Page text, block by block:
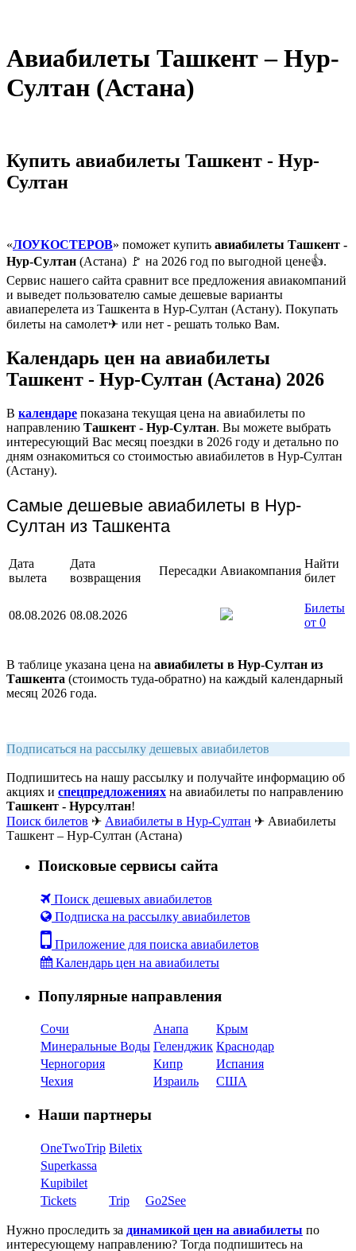
Авиабилеты Ташкент – Нур-
Султан (Астана)
Купить авиабилеты Ташкент - Нур-
Султан
«ЛОУКОСТЕРОВ» поможет купить авиабилеты Ташкент -
Нур-Султан (Астана) 🚩 на 2026 год по выгодной цене👍.
Сервис нашего сайта сравнит все предложения авиакомпаний
и выведет пользователю самые дешевые варианты
авиаперелета из Ташкента в Нур-Султан (Астану). Покупать
билеты на самолет✈ или нет - решать только Вам.
Календарь цен на авиабилеты
Ташкент - Нур-Султан (Астана) 2026
В календаре показана текущая цена на авиабилеты по
направлению Ташкент - Нур-Султан. Вы можете выбрать
интересующий Вас месяц поездки в 2026 году и детально по
дням ознакомиться со стоимостью авиабилетов в Нур-Султан
(Астану).
Самые дешевые авиабилеты в Нур-
Султан из Ташкента
Дата
вылета
Дата
возвращения
Пересадки Авиакомпания
Найти
билет
08.08.2026 08.08.2026
Билеты
от 0
В таблице указана цена на авиабилеты в Нур-Султан из
Ташкента (стоимость туда-обратно) на каждый календарный
месяц 2026 года.
Подписаться на рассылку дешевых авиабилетов
Подпишитесь на нашу рассылку и получайте информацию об
акциях и спецпредложениях на авиабилеты по направлению
Ташкент - Нурcултан!
Поиск билетов ✈ Авиабилеты в Нур-Султан ✈ Авиабилеты
Ташкент – Нур-Султан (Астана)
Поисковые сервисы сайта
Поиск дешевых авиабилетов
Подписка на рассылку авиабилетов
Приложение для поиска авиабилетов
Календарь цен на авиабилеты
Популярные направления
Сочи Анапа
Крым
Минеральные Воды Геленджик Краснодар
Черногория
Кипр
Испания
Чехия
Израиль США
Наши партнеры
OneTwoTrip Biletix
Superkassa
Kupibilet
Tickets
Trip Go2See
Нужно проследить за динамикой цен на авиабилеты по
интересующему направлению? Тогда подпишитесь на